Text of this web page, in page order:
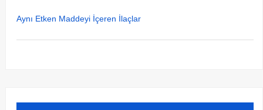
Aynı Etken Maddeyi İçeren İlaçlar